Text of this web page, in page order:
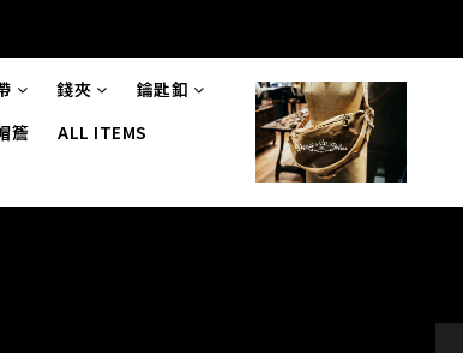
錢夾
鑰匙釦
簷
ALL ITEMS